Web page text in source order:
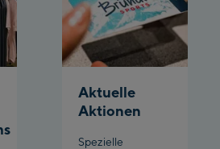
Aktuelle
Aktionen
Spezielle